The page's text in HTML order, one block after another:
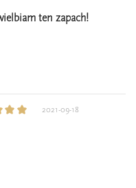
ten zapach!
2021-09-18